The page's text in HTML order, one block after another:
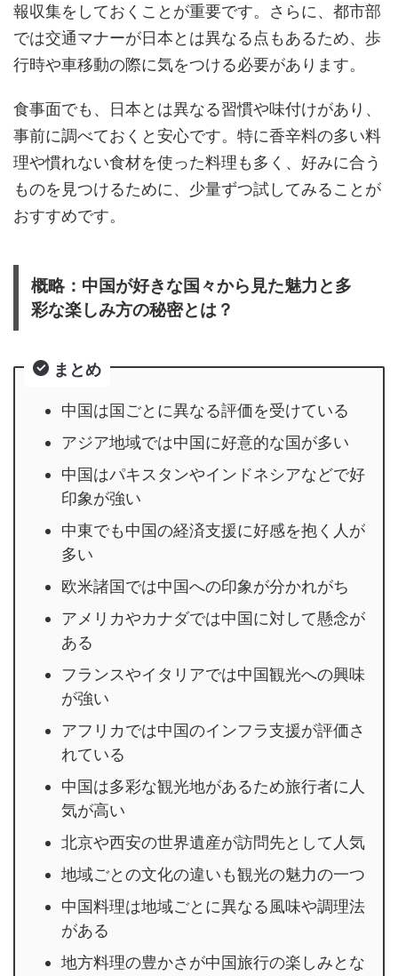
報収集をしておくことが重要です。さらに、都市部
では交通マナーが日本とは異なる点もあるため、歩
行時や車移動の際に気をつける必要があります。
食事面でも、日本とは異なる習慣や味付けがあり、
事前に調べておくと安心です。特に香辛料の多い料
理や慣れない食材を使った料理も多く、好みに合う
ものを見つけるために、少量ずつ試してみることが
おすすめです。
概略：中国が好きな国々から見た魅力と多
彩な楽しみ方の秘密とは？
まとめ
中国は国ごとに異なる評価を受けている
アジア地域では中国に好意的な国が多い
中国はパキスタンやインドネシアなどで好
印象が強い
中東でも中国の経済支援に好感を抱く人が
多い
欧米諸国では中国への印象が分かれがち
アメリカやカナダでは中国に対して懸念が
ある
フランスやイタリアでは中国観光への興味
が強い
アフリカでは中国のインフラ支援が評価さ
れている
中国は多彩な観光地があるため旅行者に人
気が高い
北京や西安の世界遺産が訪問先として人気
地域ごとの文化の違いも観光の魅力の一つ
中国料理は地域ごとに異なる風味や調理法
がある
地方料理の豊かさが中国旅行の楽しみとな